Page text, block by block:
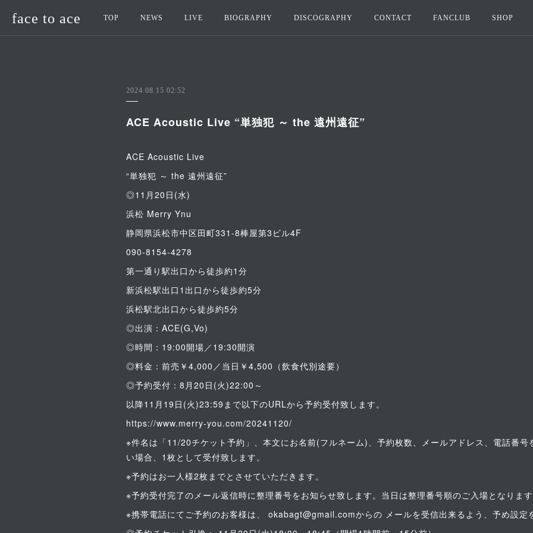
face to ace TOP NEWS LIVE BIOGRAPHY DISCOGRAPHY CONTACT FANCLUB SHOP
2024.08.15 02:52
ACE Acoustic Live “単独犯 ～ the 遠州遠征”
ACE Acoustic Live
“単独犯 ～ the 遠州遠征”
◎11月20日(水)
浜松 Merry Ynu
静岡県浜松市中区田町331-8棒屋第3ビル4F
090-8154-4278
第一通り駅出口から徒歩約1分
新浜松駅出口1出口から徒歩約5分
浜松駅北出口から徒歩約5分
◎出演：ACE(G,Vo)
◎時間：19:00開場／19:30開演
◎料金：前売￥4,000／当日￥4,500（飲食代別途要）
◎予約受付：8月20日(火)22:00～
以降11月19日(火)23:59まで以下のURLから予約受付致します。
https://www.merry-you.com/20241120/
※件名は「11/20チケット予約」、本文にお名前(フルネーム)、予約枚数、メールアドレス、電話番号
い場合、1枚として受付致します。
※予約はお一人様2枚までとさせていただきます。
※予約受付完了のメール返信時に整理番号をお知らせ致します。当日は整理番号順のご入場となります
※携帯電話にてご予約のお客様は、 okabagt@gmail.comからの メールを受信出来るよう、予め設定